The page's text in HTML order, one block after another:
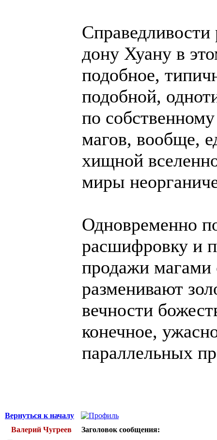
Справедливости
дону Хуану в
подобное,
подобной,
по
магов, вообще,
хищной
миры
Одновременно
расшифровку и
продажи магами
разменивают
вечности
конечное,
параллельных
Вернуться к началу
Валерий Чугреев
Заголовок сообщения: